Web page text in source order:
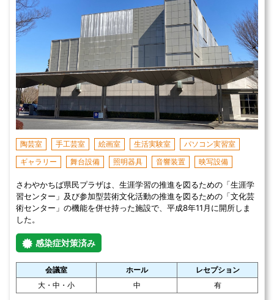
陶芸室 手工芸室 絵画室 生活実験室
パソコン実習室
ギャラリー
舞台設備 照明器具 音響装置 映写設備
さわやかちば県民プラザは、生涯学習の推進を図るための「生涯学
習センター」及び参加型芸術文化活動の推進を図るための「文化芸
術センター」の機能を併せ持った施設で、平成8年11月に開所しま
した。
感染症対策済み
会議室 ホール
レセプション
大・中・小
中 有